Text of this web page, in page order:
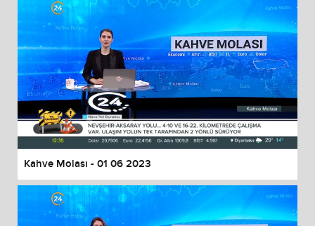
Kahve Molası - 01 06 2023